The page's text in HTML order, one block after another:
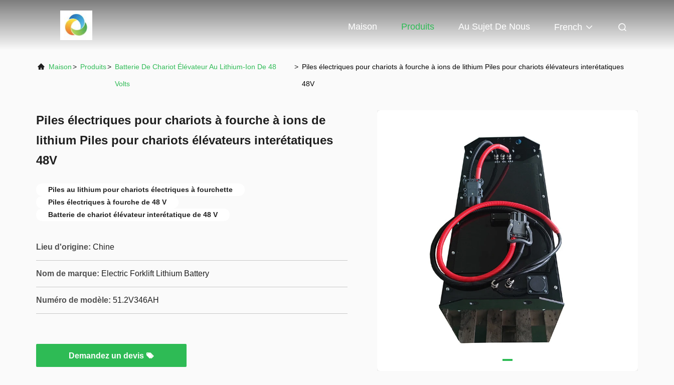
Maison Produits Au Sujet De Nous French
Maison> Produits> Batterie De Chariot Élévateur Au Lithium-Ion De 48
Volts
> Piles électriques pour chariots à fourche à ions de lithium Piles pour chariots élévateurs interétatiques
48V
Piles électriques pour chariots à fourche à ions de
lithium Piles pour chariots élévateurs interétatiques
48V
Piles au lithium pour chariots électriques à fourchette
Piles électriques à fourche de 48 V
Batterie de chariot élévateur interétatique de 48 V
Lieu d'origine: Chine
Nom de marque: Electric Forklift Lithium Battery
Numéro de modèle: 51.2V346AH
Demandez un devis